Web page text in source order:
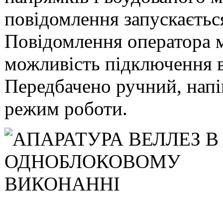
повідомлення
Повідомлення оператора
можливість підключення
Передбачено ручний,
режим роботи.